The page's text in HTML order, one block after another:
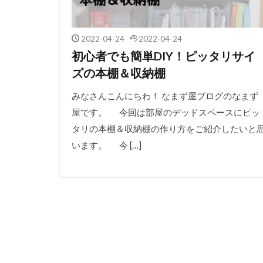
2022-04-24 2022-04-24
初心者でも簡単DIY！ピッタリサイ
ズの本棚＆収納棚
みなさんこんにちわ！ なまず屋ブログのなまず
屋です。 今回は部屋のデッドスペースにピッ
タリの本棚＆収納棚の作り方をご紹介したいと
います。 今 […]